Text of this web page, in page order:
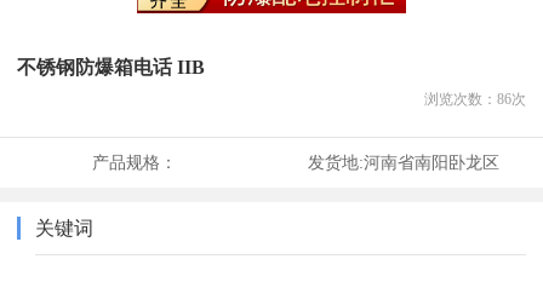
不锈钢防爆箱电话 IIB
浏览次数： 86次
产品规格： 发货地:河南省南阳卧龙区
关键词